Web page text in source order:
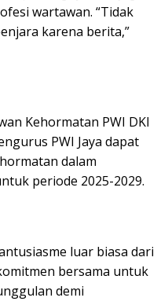
wartawan. “Tidak
karena berita,”
Kehormatan PWI DKI
PWI Jaya dapat
dalam
periode 2025-2029.
luar biasa dari
bersama untuk
demi